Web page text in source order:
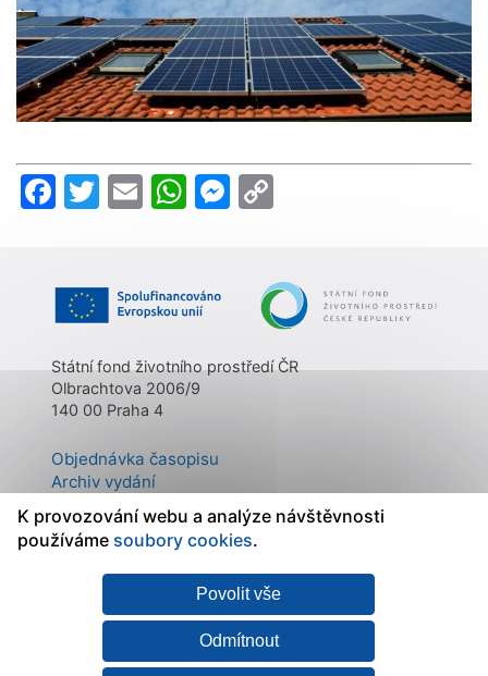
Facebook
Twitter
EmailWhatsApp
Messenger
Státní fond životního prostředí ČR
Olbrachtova 2006/9
140 00 Praha 4
Objednávka časopisu
Archiv vydání
Kontakty
O časopisu
Prohlášení o
Zásady
zpracování osobních
životního prostředí ČR
K provozování webu a analýze návštěvnosti
používáme soubory cookies.
Povolit vše
Odmítnout